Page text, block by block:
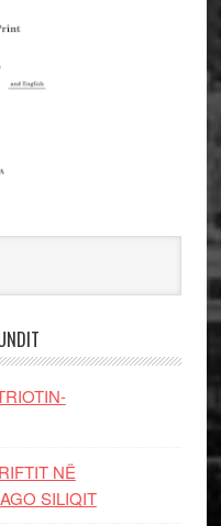
NË
SILIQIT